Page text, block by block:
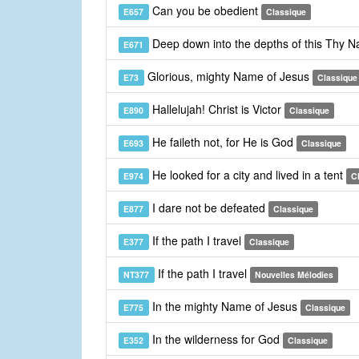
E657 Can you be obedient Classique
E671 Deep down into the depths of this Thy
E73 Glorious, mighty Name of Jesus Classique
E890 Hallelujah! Christ is Victor Classique
E693 He faileth not, for He is God Classique
E974 He looked for a city and lived in a tent
E877 I dare not be defeated Classique
E377 If the path I travel Classique
NT377 If the path I travel Nouvelles Mélodies
E775 In the mighty Name of Jesus Classique
E352 In the wilderness for God Classique